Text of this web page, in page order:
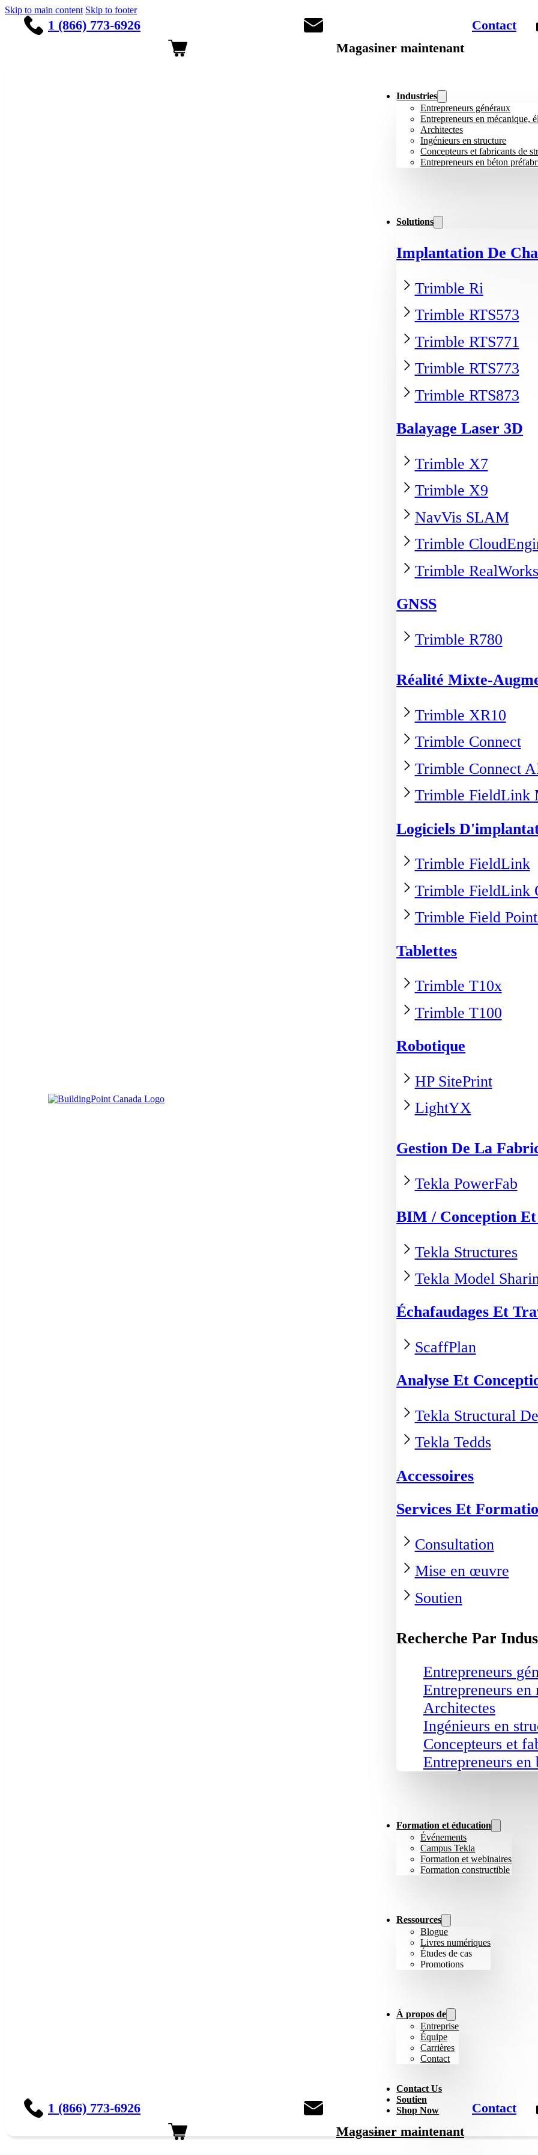
Skip to main content Skip to footer
1 (866) 773-6926 Contact
Magasiner maintenant
Industries
Entrepreneurs généraux
Entrepreneurs en mécanique,
Architectes
Ingénieurs en structure
Concepteurs et fabricants de
Entrepreneurs en béton
Solutions
Implantation De
Trimble Ri
Trimble RTS573
Trimble RTS771
Trimble RTS773
Trimble RTS873
Balayage Laser 3D
Trimble X7
Trimble X9
NavVis SLAM
Trimble
Trimble RealWorks
GNSS
Trimble R780
Réalité Mixte-
Trimble XR10
Trimble Connect
Trimble Connect
Trimble FieldLink
Logiciels
Trimble FieldLink
Trimble FieldLink
Trimble Field
Tablettes
Trimble T10x
Trimble T100
Robotique
HP SitePrint
LightYX
Gestion De La
Tekla PowerFab
BIM / Conception
Tekla Structures
Tekla Model
Échafaudages Et
ScaffPlan
Analyse Et
Tekla Structural
Tekla Tedds
Accessoires
Services Et
Consultation
Mise en œuvre
Soutien
Recherche Par
Entrepreneurs
Entrepreneurs
Architectes
Ingénieurs en
Concepteurs et
Entrepreneurs
Formation et éducation
Événements
Campus Tekla
Formation et webinaires
Formation constructible
Ressources
Blogue
Livres numériques
Études de cas
Promotions
À propos de
Entreprise
Équipe
Carrières
Contact
Contact Us
Soutien
Shop Now
1 (866) 773-6926 Contact
Magasiner maintenant